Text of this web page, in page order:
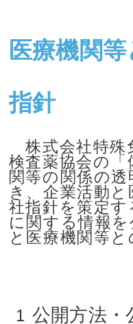
医療機関
指針
株式会社特殊
検査薬協会の
関等の関係の
き、企業活動
社指針を策定
に関する情報
と医療機関等
公開方法・